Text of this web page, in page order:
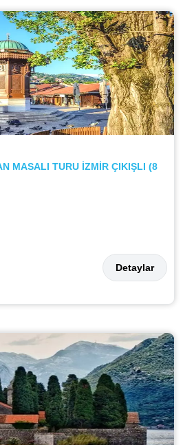
MASALI TURU İZMİR ÇIKIŞLI (8
Detaylar